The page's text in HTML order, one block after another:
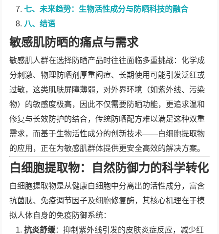
七、未来趋势：生物活性成分与防晒科技的融合
八、结语
敏感肌防晒的痛点与需求
敏感肌人群在选择防晒产品时往往面临多重挑战：化学成
分刺激、物理防晒剂厚重闷痘、长期使用可能引发泛红或
过敏，这类肌肤屏障薄弱，对外界环境（如紫外线、污染
物）的敏感度极高，因此不仅需要防晒功能，更追求温和
修复与长效防护的结合，传统防晒配方难以满足这种双重
需求，而基于生物活性成分的创新技术——白细胞提取物
的应用，正在为敏感肌群体提供更安全高效的解决方案。
白细胞提取物：自然防御力的科学转化
白细胞提取物是从健康白细胞中分离出的活性成分，富含
抗菌肽、免疫调节因子及细胞修复酶，其核心机理在于模
拟人体自身的免疫防御系统：
抗炎舒缓：抑制紫外线引发的皮肤炎症反应，减少红